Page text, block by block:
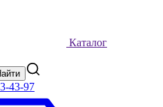
Каталог
43-97